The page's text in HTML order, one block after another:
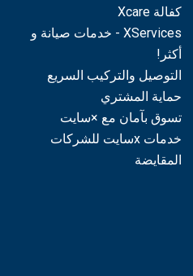
كفالة Xcare
XServices - خدمات صيانة و
أكثر!
التوصيل والتركيب السريع
حماية المشتري
تسوق بآمان مع ×سايت
خدمات xسايت للشركات
المقايضة